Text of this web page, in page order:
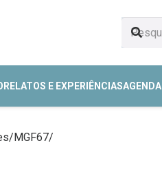
RELATOS E EXPERIÊNCIASAGENDA
MGF67/